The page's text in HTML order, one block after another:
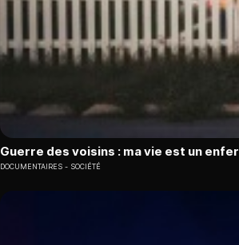
Guerre des voisins : ma vie est un enfer
DOCUMENTAIRES SOCIÉTÉ